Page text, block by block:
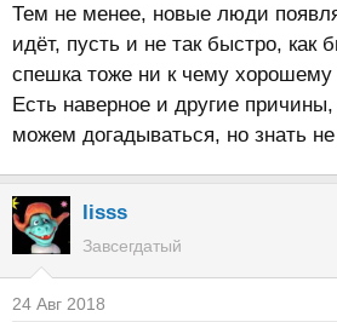
Тем не менее, новые люди
идёт, пусть и не так быстро, как
спешка тоже ни к чему хорошему
Есть наверное и другие
можем догадываться, но знать
lisss
Завсегдатый
24 Авг 2018